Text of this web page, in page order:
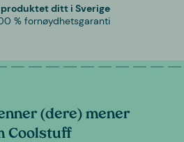
ditt i Sverige
% fornøydhetsgaranti
(dere) mener
Coolstuff